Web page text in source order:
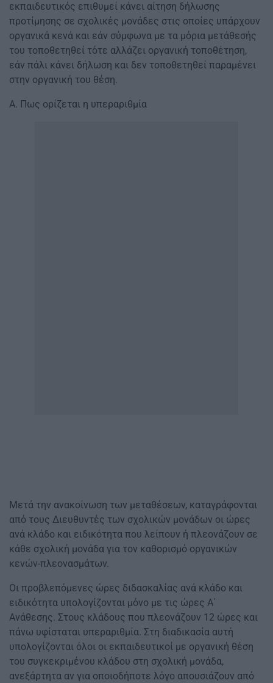
εκπαιδευτικός επιθυμεί κάνει αίτηση δήλωσης
προτίμησης σε σχολικές μονάδες στις οποίες υπάρχουν
οργανικά κενά και εάν σύμφωνα με τα μόρια μετάθεσής
του τοποθετηθεί τότε αλλάζει οργανική τοποθέτηση,
εάν πάλι κάνει δήλωση και δεν τοποθετηθεί παραμένει
στην οργανική του θέση.
Α. Πως ορίζεται η υπεραριθμία
Μετά την ανακοίνωση των μεταθέσεων, καταγράφονται
από τους Διευθυντές των σχολικών μονάδων οι ώρες
ανά κλάδο και ειδικότητα που λείπουν ή πλεονάζουν σε
κάθε σχολική μονάδα για τον καθορισμό οργανικών
κενών-πλεονασμάτων.
Οι προβλεπόμενες ώρες διδασκαλίας ανά κλάδο και
ειδικότητα υπολογίζονται μόνο με τις ώρες Α΄
Ανάθεσης. Στους κλάδους που πλεονάζουν 12 ώρες και
πάνω υφίσταται υπεραριθμία. Στη διαδικασία αυτή
υπολογίζονται όλοι οι εκπαιδευτικοί με οργανική θέση
του συγκεκριμένου κλάδου στη σχολική μονάδα,
ανεξάρτητα αν για οποιοδήποτε λόγο απουσιάζουν από